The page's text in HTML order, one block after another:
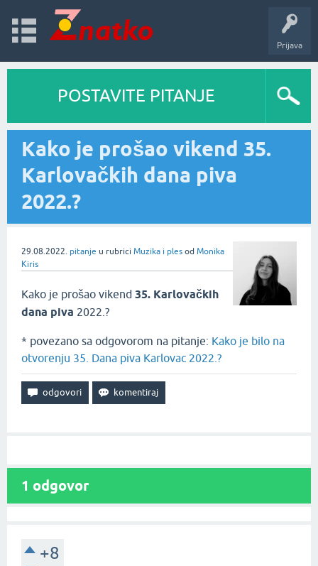
Prijava
POSTAVITE PITANJE
Kako je prošao vikend 35.
Karlovačkih dana piva
2022.?
29.08.2022. pitanje u rubrici Muzika i ples od Monika
Kiris
Kako je prošao vikend 35. Karlovačkih
dana piva 2022.?
* povezano sa odgovorom na pitanje: Kako je bilo na
otvorenju 35. Dana piva Karlovac 2022.?
1 odgovor
+8